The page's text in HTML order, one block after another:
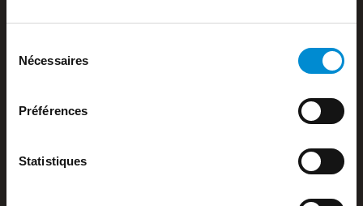
Nécessaires
Préférences
Statistiques
Z.A. de Verlieu
+ 33 4 74 87 04 02